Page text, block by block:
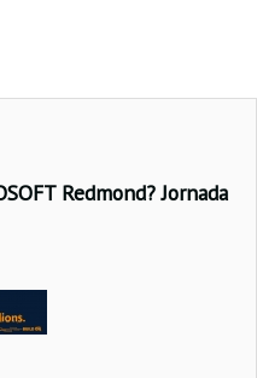
Redmond? Jornada